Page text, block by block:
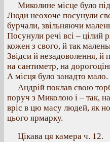
Миколине місце було
Люди неохоче посунули
бурчали, звільняючи
Посунули речі всі – цілий
кожен з свого, й так
Звідси й незадоволення,
на сантиметр, на
А місця було занадто мало.
Андрій поклав свою
поруч з Миколою і – так,
вріс в цю масу людей, як
цього ярмарку.
Цікава ця камера ч. 12.